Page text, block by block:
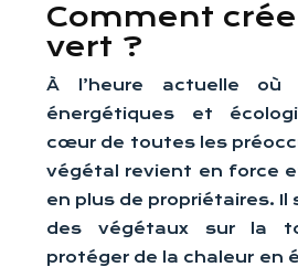
Comment
vert ?
À l’heure actuelle où
énergétiques et
cœur de toutes les
végétal revient en force
en plus de propriétaires. Il
des végétaux sur la
protéger de la chaleur en